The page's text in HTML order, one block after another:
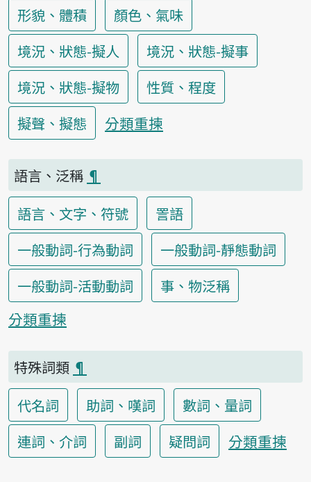
形貌、體積
顏色、氣味
境況、狀態-擬人
境況、狀態-擬事
境況、狀態-擬物
性質、程度
擬聲、擬態
分類重揀
語言、泛稱 ¶
語言、文字、符號
詈語
一般動詞-行為動詞
一般動詞-靜態動詞
一般動詞-活動動詞
事、物泛稱
分類重揀
特殊詞類 ¶
代名詞
助詞、嘆詞
數詞、量詞
連詞、介詞
副詞 疑問詞 分類重揀